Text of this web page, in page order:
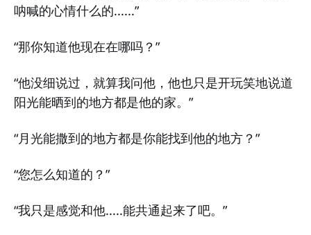
呐喊的心情什么的......”
“那你知道他现在在哪吗？”
“他没细说过，就算我问他，他也只是开玩笑地说道
阳光能晒到的地方都是他的家。”
“月光能撒到的地方都是你能找到他的地方？”
“您怎么知道的？”
“我只是感觉和他.....能共通起来了吧。”